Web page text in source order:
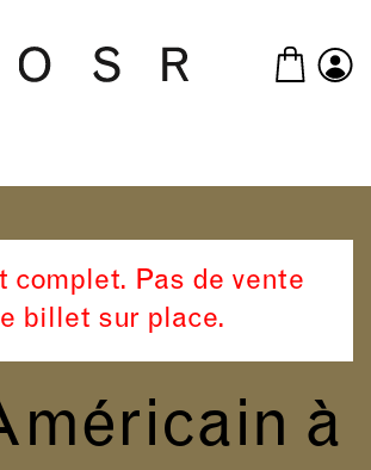
complet. Pas de vente
billet sur place.
à